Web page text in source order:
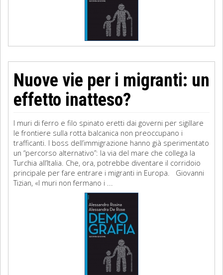
Nuove vie per i migranti: un
effetto inatteso?
I muri di ferro e filo spinato eretti dai governi per sigillare
le frontiere sulla rotta balcanica non preoccupano i
trafficanti. I boss dell’immigrazione hanno già sperimentato
un “percorso alternativo”: la via del mare che collega la
Turchia all’Italia. Che, ora, potrebbe diventare il corridoio
principale per fare entrare i migranti in Europa. Giovanni
Tizian, «I muri non fermano i ...